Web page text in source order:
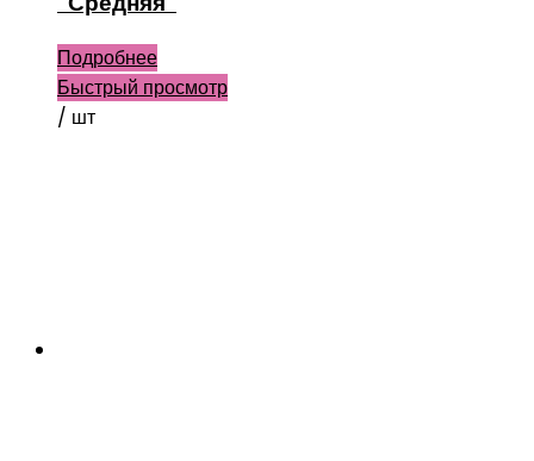
Подробнее
Быстрый просмотр
/ шт